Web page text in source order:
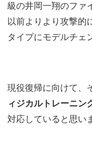
級の井岡一翔のファ
以前よりより攻撃的
タイプにモデルチェ
現役復帰に向けて、
ィジカルトレーニン
対応していると思い